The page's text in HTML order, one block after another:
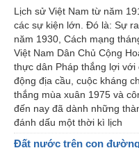
Lịch sử Việt Nam từ năm
các sự kiện lớn. Đó là: Sự
năm 1930, Cách mạng
Việt Nam Dân Chủ Cộng
thực dân Pháp thắng lợi
động địa cầu, cuộc kháng
thắng mùa xuân 1975 và
đến nay đã dành những
đánh dấu một thời kì lịch
Đất nước trên con